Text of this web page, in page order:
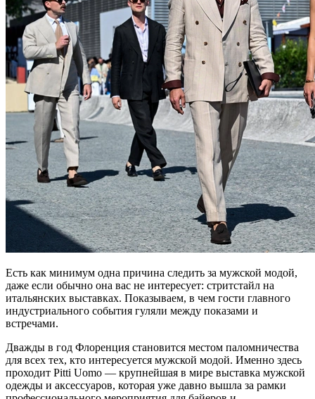
Есть как минимум одна причина следить за мужской модой,
даже если обычно она вас не интересует: стритстайл на
итальянских выставках. Показываем, в чем гости главного
индустриального события гуляли между показами и
встречами.
Дважды в год Флоренция становится местом паломничества
для всех тех, кто интересуется мужской модой. Именно здесь
проходит Pitti Uomo — крупнейшая в мире выставка мужской
одежды и аксессуаров, которая уже давно вышла за рамки